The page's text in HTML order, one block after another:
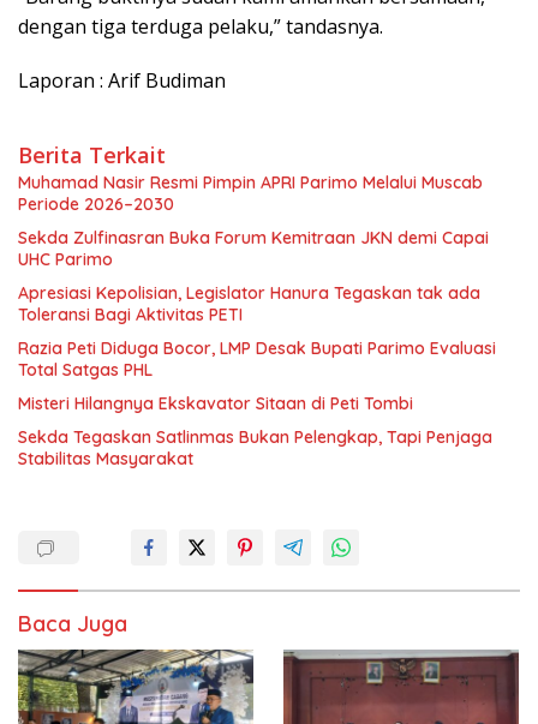
dengan tiga terduga pelaku,” tandasnya.
Laporan : Arif Budiman
Berita Terkait
Muhamad Nasir Resmi Pimpin APRI Parimo Melalui Muscab
Periode 2026–2030
Sekda Zulfinasran Buka Forum Kemitraan JKN demi Capai
UHC Parimo
Apresiasi Kepolisian, Legislator Hanura Tegaskan tak ada
Toleransi Bagi Aktivitas PETI
Razia Peti Diduga Bocor, LMP Desak Bupati Parimo Evaluasi
Total Satgas PHL
Misteri Hilangnya Ekskavator Sitaan di Peti Tombi
Sekda Tegaskan Satlinmas Bukan Pelengkap, Tapi Penjaga
Stabilitas Masyarakat
Baca Juga